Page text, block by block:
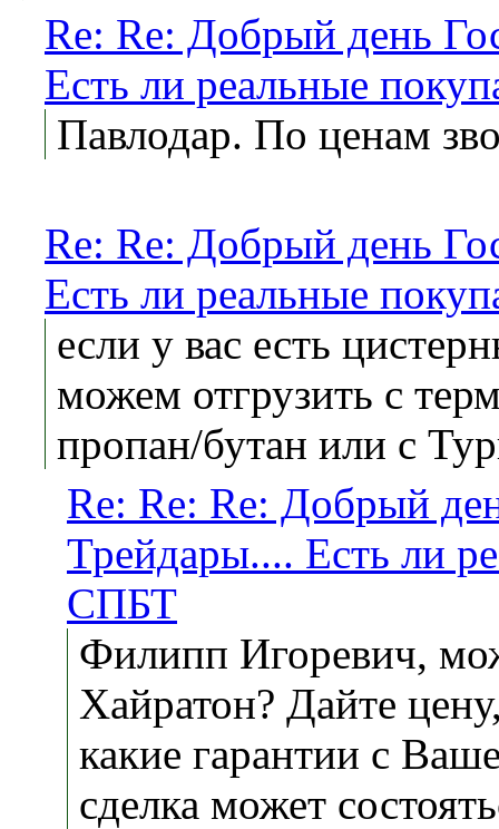
Re: Re: Добрый день
Есть ли реальные
Павлодар. По ценам
Re: Re: Добрый день
Есть ли реальные
если у вас есть
можем отгрузить с
пропан/бутан или с
Re: Re: Re: Добрый
Трейдары.... Есть ли
СПБТ
Филипп Игоревич,
Хайратон? Дайте
какие гарантии с
сделка может